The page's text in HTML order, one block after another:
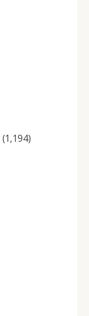
(1,194)